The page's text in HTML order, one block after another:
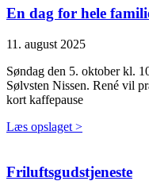
En dag for hele
11. august 2025
Søndag den 5. oktober kl.
Sølvsten Nissen. René vil
kort kaffepause
Læs opslaget >
Friluftsgudstjeneste